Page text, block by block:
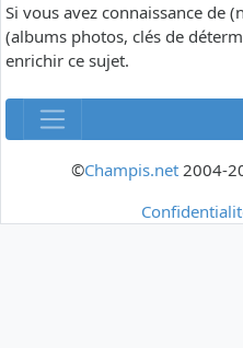
Si vous avez connaissance de
(albums photos, clés de
enrichir ce sujet.
©Champis.net2004-